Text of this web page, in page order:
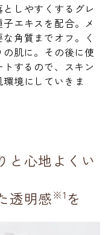
しやすくするグレ
エキスを配合。メ
角質までオフ。く
肌に。その後に使
トするので、スキン
境にしていきま
と心地よくい
透明感※1 を